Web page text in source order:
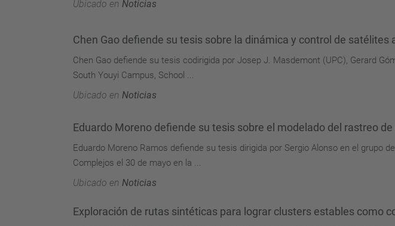
Ubicado en Noticias
Chen Gao defiende su tesis sobre la dinámica y control de
Chen Gao defiende su tesis codirigida por Josep J. Masdemont (UPC), Gerard
South Youyi Campus, School ...
Ubicado en Noticias
Eduardo Moreno defiende su tesis sobre el modelado del rastreo
Eduardo Moreno Ramos defiende su tesis dirigida por Sergio Alonso en el grupo
Complejos el 30 de mayo en la ...
Ubicado en Noticias
Exploración de rutas sintéticas para lograr clusters estables como